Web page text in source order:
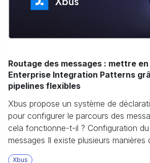
Routage des messages : mettre
Enterprise Integration Patterns
pipelines flexibles
Xbus propose un système de
pour configurer le parcours des
cela fonctionne-t-il ? Configuration
messages Il existe plusieurs manières
Xbus